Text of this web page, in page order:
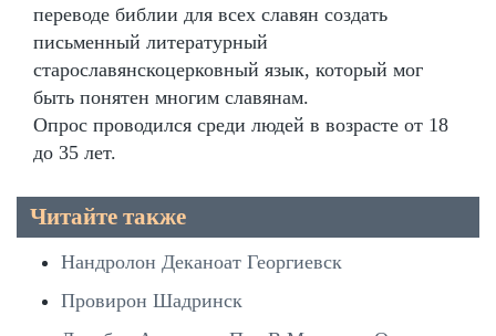
переводе библии для всех славян создать
письменный литературный
старославянскоцерковный язык, который мог
быть понятен многим славянам.
Опрос проводился среди людей в возрасте от 18
до 35 лет.
Читайте также
Нандролон Деканоат Георгиевск
Провирон Шадринск